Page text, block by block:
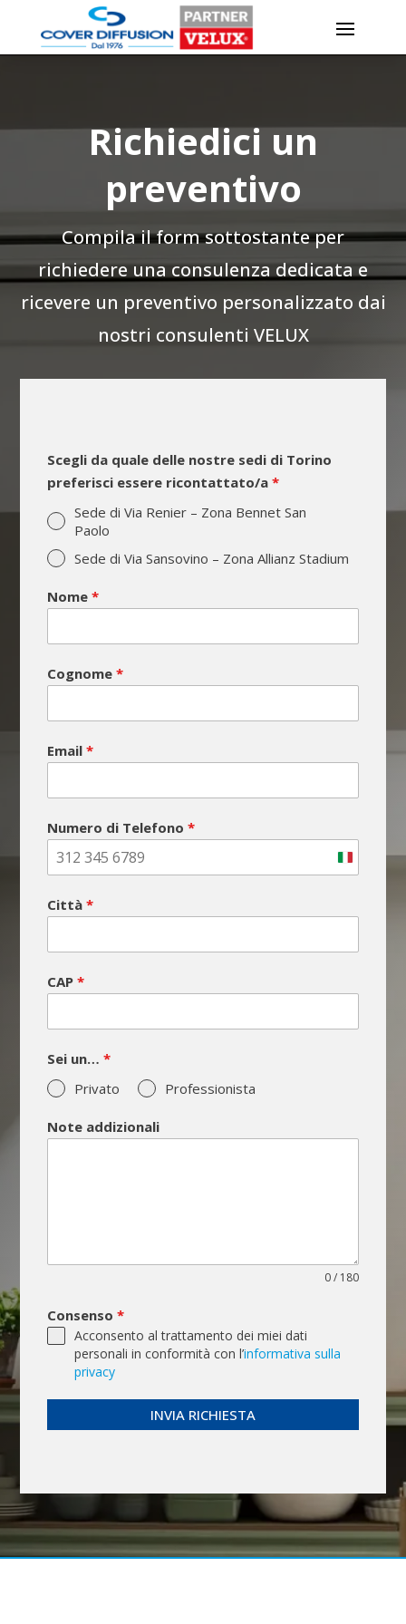
Richiedici un
preventivo
Compila il form sottostante per
richiedere una consulenza dedicata e
ricevere un preventivo personalizzato dai
nostri consulenti VELUX
Scegli da quale delle nostre sedi di Torino
preferisci essere ricontattato/a*
Sede di Via Renier – Zona Bennet San
Paolo
Sede di Via Sansovino – Zona Allianz Stadium
Nome*
Cognome*
Email*
Numero di Telefono*
I
a
+
Città*
CAP*
Sei un…*
Privato
Professionista
Note addizionali
0 / 180
Consenso*
Acconsento al trattamento dei miei dati
personali in conformità con l’informativa sulla
privacy
INVIA RICHIESTA